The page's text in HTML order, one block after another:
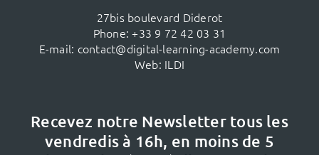
27bis boulevard Diderot
Phone: +33 9 72 42 03 31
E-mail: contact@digital-learning-academy.com
Web: ILDI
Recevez notre Newsletter tous les
vendredis à 16h, en moins de 5